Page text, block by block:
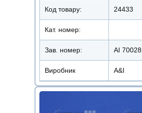
Код товару: 24433
Кат. номер:
Зав. номер: AI 70028
Виробник A&I